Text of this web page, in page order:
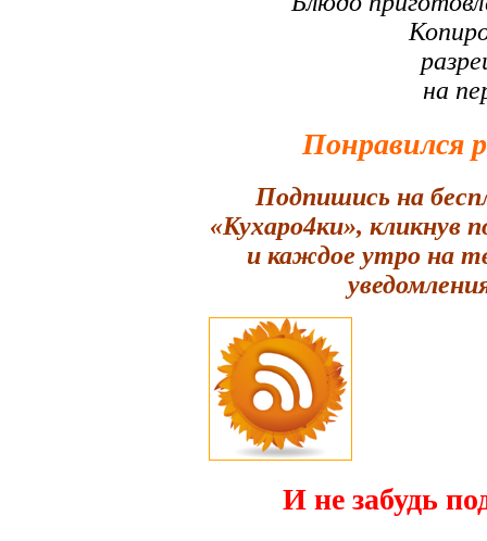
на
Понравился
Подпишись на
«Кухаро4ки», кликнув
и каждое утро на
И не забудь